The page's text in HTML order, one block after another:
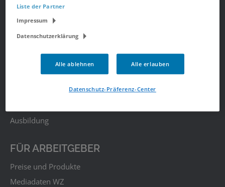
JOBSUCHE
Alle Berufe nach Stadt
Alle Tätigkeitsbereiche
Ausbildung
FÜR ARBEITGEBER
Preise und Produkte
Mediadaten WZ
Liste der Partner
Impressum
Datenschutzerklärung
Alle ablehnen Alle erlauben
Datenschutz-Präferenz-Center